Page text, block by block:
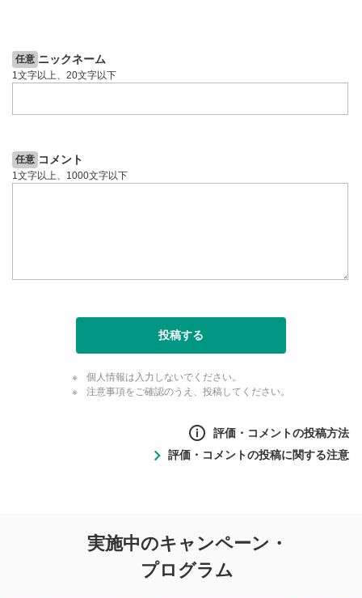
任意 ニックネーム
1文字以上、20文字以下
任意 コメント
1文字以上、1000文字以下
投稿する
個人情報は入力しないでください。
注意事項をご確認のうえ、投稿してください。
評価・コメントの投稿方法
評価・コメントの投稿に関する注意
投稿に関する注意
実施中のキャンペーン・
プログラム